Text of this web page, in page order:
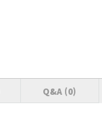
Q&A (0)